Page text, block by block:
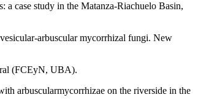
case study in the Matanza-Riachuelo Basin,
arbuscular mycorrhizal fungi. New
(FCEyN, UBA).
arbuscularmycorrhizae on the riverside in the